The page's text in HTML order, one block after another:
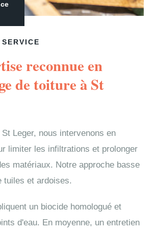
reconnue en
de toiture à St
Leger, nous intervenons en
limiter les infiltrations et prolonger
matériaux. Notre approche basse
tuiles et ardoises.
un biocide homologué et
d'eau. En moyenne, un entretien